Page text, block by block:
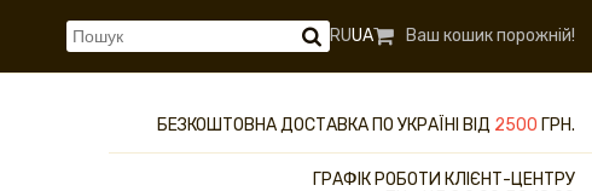
RUUA Ваш кошик порожній!
БЕЗКОШТОВНА ДОСТАВКА ПО УКРАЇНІ ВІД 2500 ГРН.
ГРАФІК РОБОТИ КЛІЄНТ-ЦЕНТРУ